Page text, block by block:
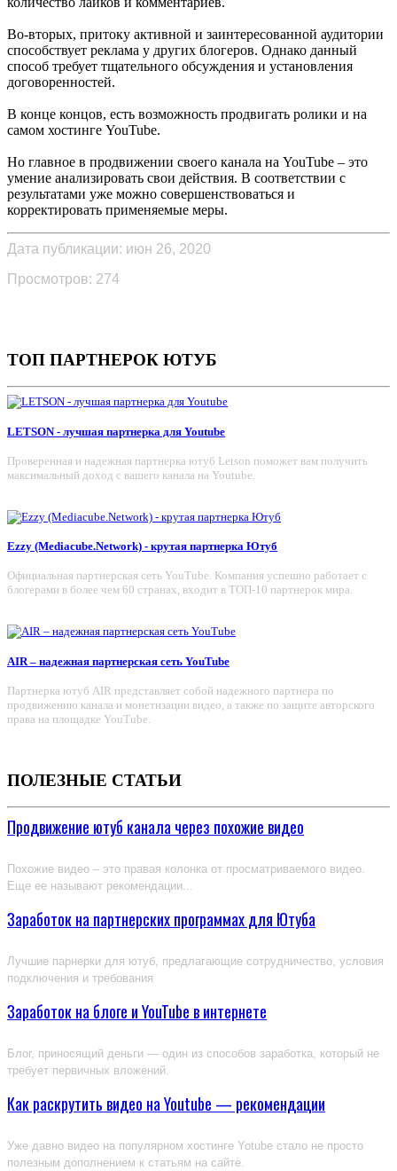
Во-вторых, притоку активной и заинтересованной аудитории
способствует реклама у других блогеров. Однако данный
способ требует тщательного обсуждения и установления
договоренностей.
В конце концов, есть возможность продвигать ролики и на
самом хостинге YouTube.
Но главное в продвижении своего канала на YouTube – это
умение анализировать свои действия. В соответствии с
результатами уже можно совершенствоваться и
корректировать применяемые меры.
Дата публикации: июн 26, 2020
Просмотров: 274
ТОП ПАРТНЕРОК ЮТУБ
LETSON - лучшая партнерка для Youtube
Проверенная и надежная партнерка ютуб Letson поможет вам получить
максимальный доход с вашего канала на Youtube.
Ezzy (Mediacube.Network) - крутая партнерка Ютуб
Официальная партнерская сеть YouTube. Компания успешно работает с
блогерами в более чем 60 странах, входит в ТОП-10 партнерок мира.
AIR – надежная партнерская сеть YouTube
Партнерка ютуб AIR представляет собой надежного партнера по
продвижению канала и монетизации видео, а также по защите авторского
права на площадке YouTube.
ПОЛЕЗНЫЕ СТАТЬИ
Продвижение ютуб канала через похожие видео
Похожие видео – это правая колонка от просматриваемого видео.
Еще ее называют рекомендации...
Заработок на партнерских программах для Ютуба
Лучшие парнерки для ютуб, предлагающие сотрудничество, условия
подключения и требования
Заработок на блоге и YouTube в интернете
Блог, приносящий деньги — один из способов заработка, который не
требует первичных вложений.
Как раскрутить видео на Youtube — рекомендации
Уже давно видео на популярном хостинге Yotube стало не просто
полезным дополнением к статьям на сайте.